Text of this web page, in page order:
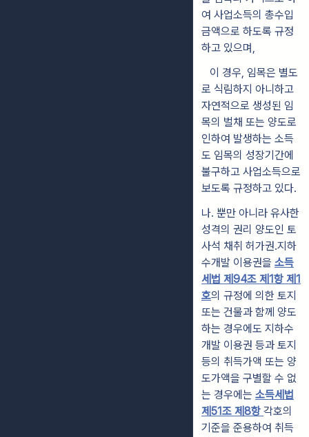
여 사업소득의 총수입
금액으로 하도록 규정
하고 있으며,
이 경우, 임목은 별도
로 식림하지 아니하고
자연적으로 생성된 임
목의 벌채 또는 양도로
인하여 발생하는 소득
도 임목의 성장기간에
불구하고 사업소득으로
보도록 규정하고 있다.
나. 뿐만 아니라 유사한
성격의 권리 양도인 토
사석 채취 허가권․지하
수개발 이용권을 소득
세법 제94조 제1항 제1
호의 규정에 의한 토지
또는 건물과 함께 양도
하는 경우에도 지하수
개발 이용권 등과 토지
등의 취득가액 또는 양
도가액을 구별할 수 없
는 경우에는 소득세법
제51조 제8항 각호의
기준을 준용하여 취득